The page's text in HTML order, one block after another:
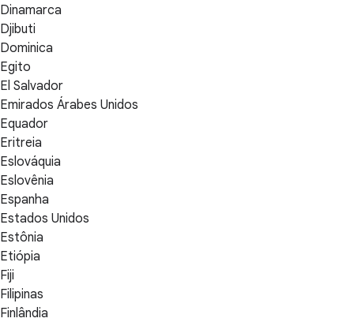
Dinamarca
Djibuti
Dominica
Egito
El Salvador
Emirados Árabes Unidos
Equador
Eritreia
Eslováquia
Eslovênia
Espanha
Estados Unidos
Estônia
Etiópia
Fiji
Filipinas
Finlândia